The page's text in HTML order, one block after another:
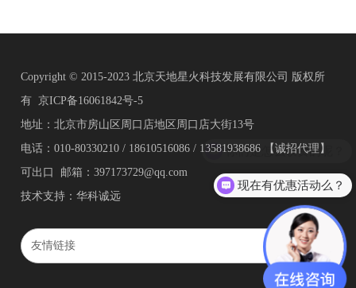
Copyright © 2015-2023 北京天地星火科技发展有限公司 版权所
有京ICP备16061842号-5
地址：北京市房山区周口店地区周口店大街13号
电话：010-80330210 / 18610516086 / 13581938686 【诚招代理】
可出口 邮箱：397173729@qq.com
技术支持：华科诚远
友情链接
现在有优惠活动么？